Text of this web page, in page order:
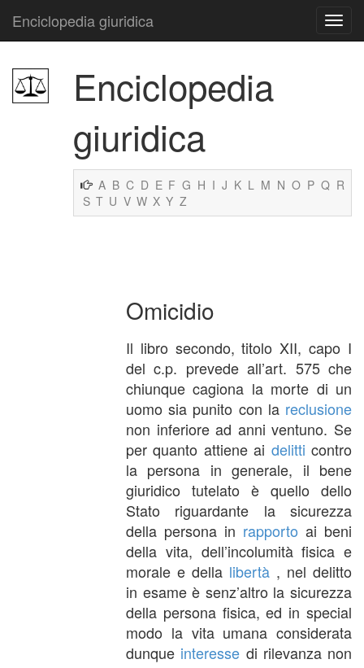
Enciclopedia giuridica
Enciclopedia
giuridica
A B C D E F G H I J K L M N O P Q R
S T U V W X Y Z
Omicidio
Il libro secondo, titolo XII, capo I
del c.p. prevede all’art. 575 che
chiunque cagiona la morte di un
uomo sia punito con la reclusione
non inferiore ad anni ventuno. Se
per quanto attiene ai delitti contro
la persona in generale, il bene
giuridico tutelato è quello dello
Stato riguardante la sicurezza
della persona in rapporto ai beni
della vita, dell’incolumità fisica e
morale e della libertà , nel delitto
in esame è senz’altro la sicurezza
della persona fisica, ed in special
modo la vita umana considerata
dunque interesse di rilevanza non